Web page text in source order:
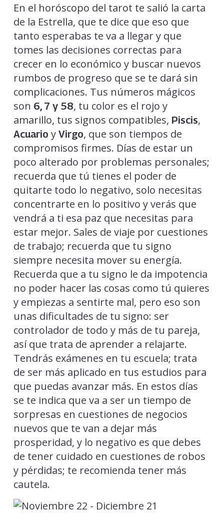
En el horóscopo del tarot te salió la carta
de la Estrella, que te dice que eso que
tanto esperabas te va a llegar y que
tomes las decisiones correctas para
crecer en lo económico y buscar nuevos
rumbos de progreso que se te dará sin
complicaciones. Tus números mágicos
son 6, 7 y 58, tu color es el rojo y
amarillo, tus signos compatibles, Piscis,
Acuario y Virgo, que son tiempos de
compromisos firmes. Días de estar un
poco alterado por problemas personales;
recuerda que tú tienes el poder de
quitarte todo lo negativo, solo necesitas
concentrarte en lo positivo y verás que
vendrá a ti esa paz que necesitas para
estar mejor. Sales de viaje por cuestiones
de trabajo; recuerda que tu signo
siempre necesita mover su energía.
Recuerda que a tu signo le da impotencia
no poder hacer las cosas como tú quieres
y empiezas a sentirte mal, pero eso son
unas dificultades de tu signo: ser
controlador de todo y más de tu pareja,
así que trata de aprender a relajarte.
Tendrás exámenes en tu escuela; trata
de ser más aplicado en tus estudios para
que puedas avanzar más. En estos días
se te indica que va a ser un tiempo de
sorpresas en cuestiones de negocios
nuevos que te van a dejar más
prosperidad, y lo negativo es que debes
de tener cuidado en cuestiones de robos
y pérdidas; te recomienda tener más
cautela.